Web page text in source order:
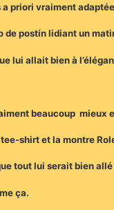
a priori vraiment
de postín lidiant un
lui allait bien à
beaucoup mieux
shirt et la montre
tout lui serait bien allé
ça.